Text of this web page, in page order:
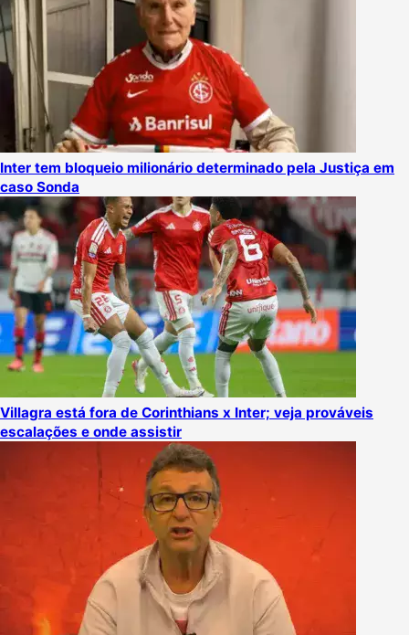
Inter tem bloqueio milionário determinado pela Justiça em
caso Sonda
Villagra está fora de Corinthians x Inter; veja prováveis
escalações e onde assistir